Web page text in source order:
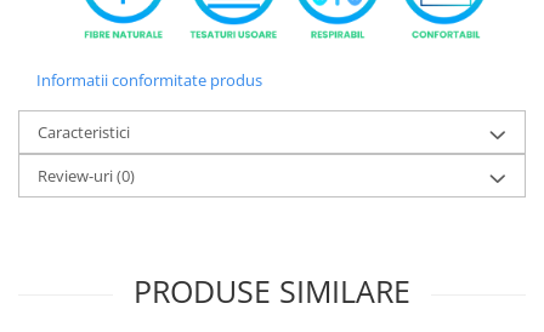
Informatii conformitate produs
Caracteristici
Review-uri(0)
PRODUSE SIMILARE